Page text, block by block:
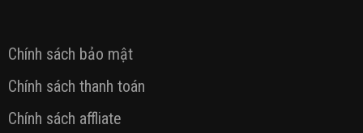
Chính sách bảo mật
Chính sách thanh toán
Chính sách affliate